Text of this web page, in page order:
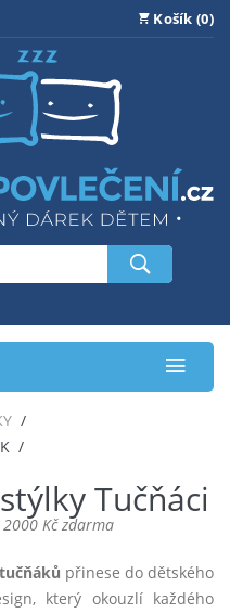
Košík (0)
Tučňáci
Kč zdarma
tučňáků přinese do dětského
který okouzlí každého